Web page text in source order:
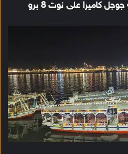
كاميرا على نوت 8 برو